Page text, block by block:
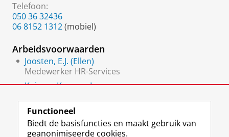
Telefoon:
050 36 32436
06 8152 1312(mobiel)
Arbeidsvoorwaarden
Joosten, E.J. (Ellen)
Medewerker HR-Services
Kuipers-Kremer, L.
Functioneel
Biedt de basisfuncties en maakt gebruik van
geanonimiseerde cookies.